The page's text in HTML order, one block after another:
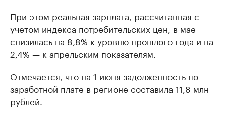
При этом реальная зарплата, рассчитанная с
учетом индекса потребительских цен, в мае
снизилась на 8,8% к уровню прошлого года и на
2,4% — к апрельским показателям.
Отмечается, что на 1 июня задолженность по
заработной плате в регионе составила 11,8 млн
рублей.